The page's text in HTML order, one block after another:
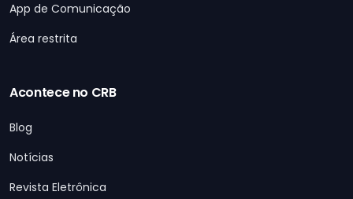
App de Comunicação
Área restrita
Acontece no CRB
Blog
Notícias
Revista Eletrônica